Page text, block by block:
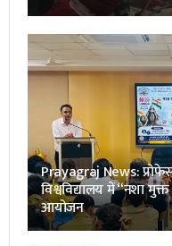
Prayagraj News:
विश्वविद्यालय में “नशा
आयोजन